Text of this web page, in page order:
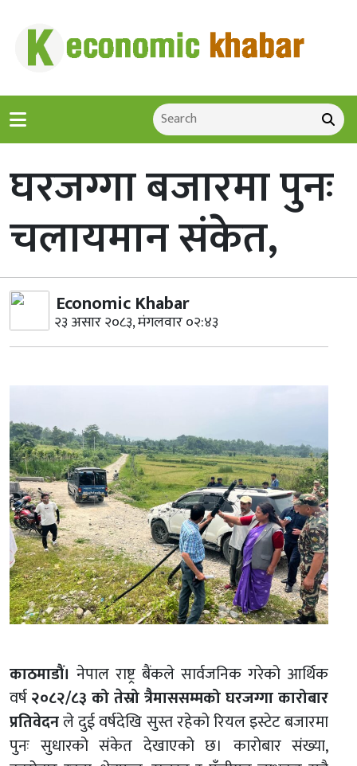
घरजग्गा बजारमा पुनः
चलायमान संकेत,
Economic Khabar
२३ असार २०८३, मंगलवार ०२:४३
काठमाडौं। नेपाल राष्ट्र बैंकले सार्वजनिक गरेको आर्थिक
वर्ष२०८२/८३ को तेस्रो त्रैमाससम्मको घरजग्गा कारोबार
प्रतिवेदनले दुई वर्षदेखि सुस्त रहेको रियल इस्टेट बजारमा
पुनः सुधारको संकेत देखाएको छ। कारोबार संख्या,